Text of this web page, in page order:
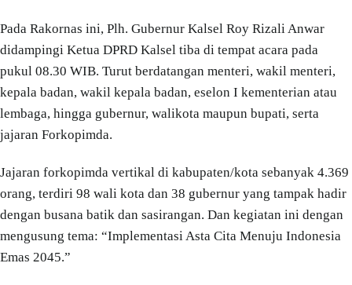
Pada Rakornas ini, Plh. Gubernur Kalsel Roy Rizali Anwar
didampingi Ketua DPRD Kalsel tiba di tempat acara pada
pukul 08.30 WIB. Turut berdatangan menteri, wakil menteri,
kepala badan, wakil kepala badan, eselon I kementerian atau
lembaga, hingga gubernur, walikota maupun bupati, serta
jajaran Forkopimda.
Jajaran forkopimda vertikal di kabupaten/kota sebanyak 4.369
orang, terdiri 98 wali kota dan 38 gubernur yang tampak hadir
dengan busana batik dan sasirangan. Dan kegiatan ini dengan
mengusung tema: “Implementasi Asta Cita Menuju Indonesia
Emas 2045.”